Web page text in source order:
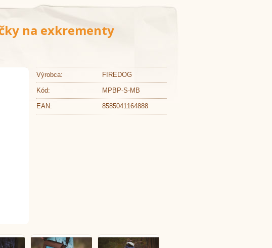
na exkrementy
Výrobca: FIREDOG
Kód: MPBP-S-MB
EAN: 8585041164888